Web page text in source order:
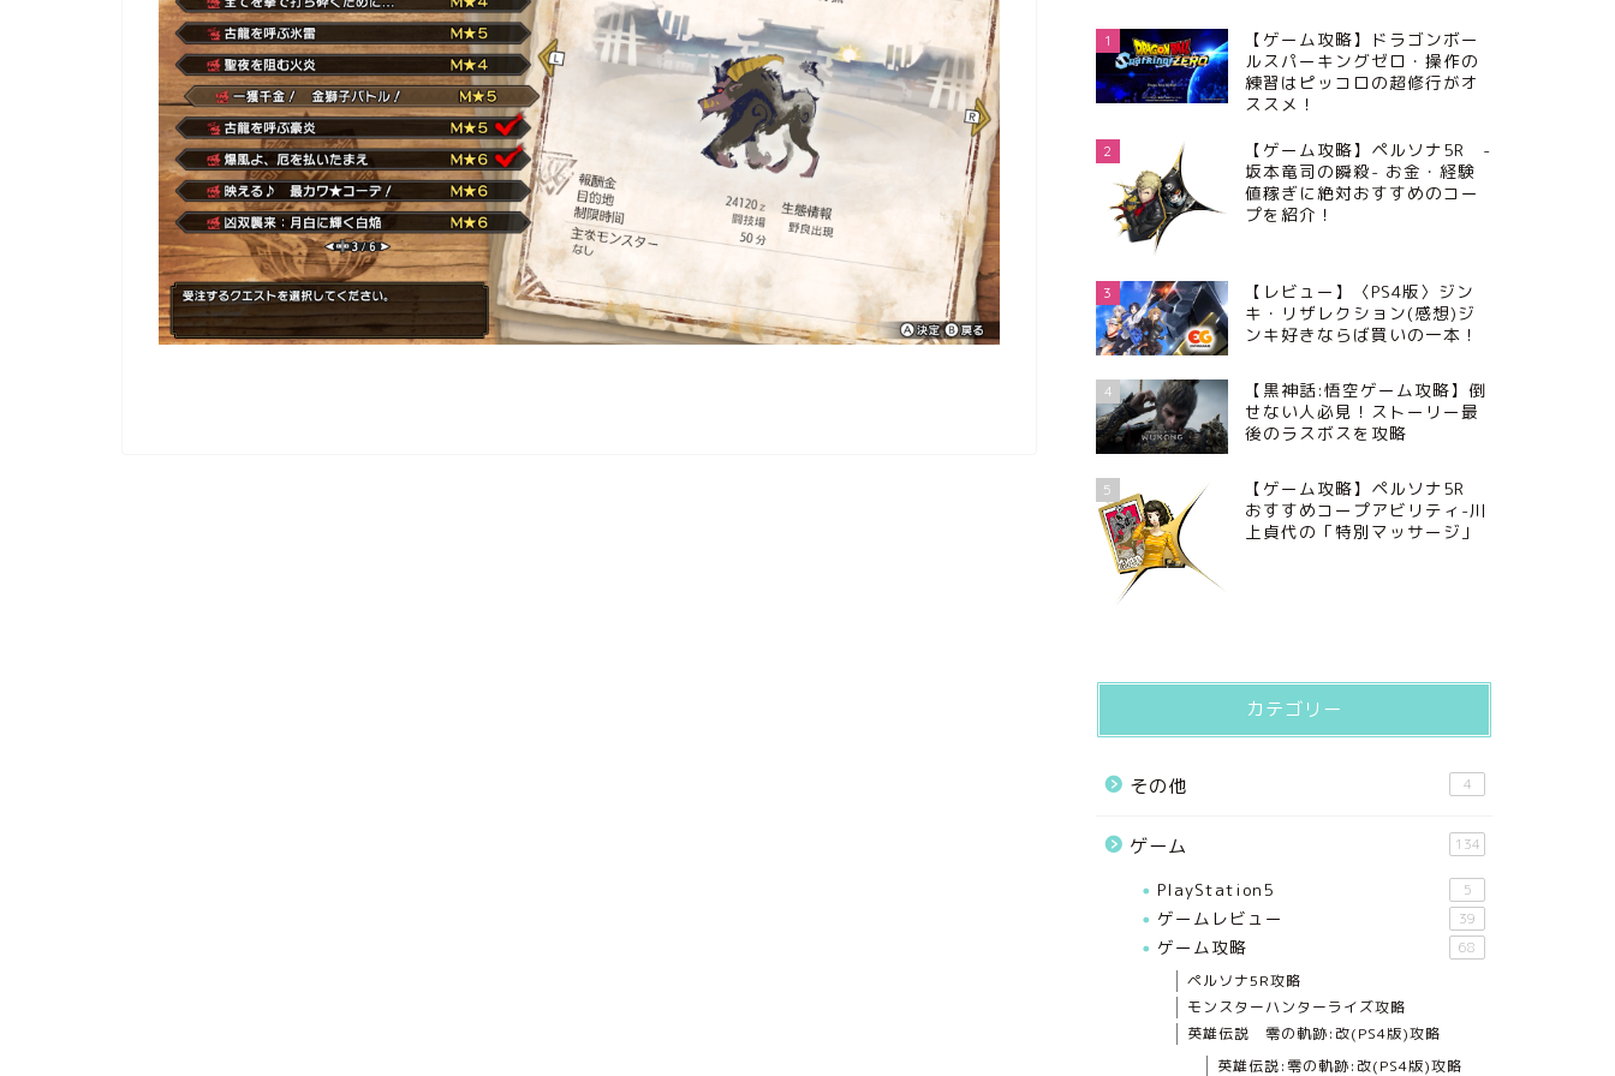
1
【ゲーム攻略】ドラゴンボー
ルスパーキングゼロ・操作の
練習はピッコロの超修行がオ
ススメ！
2
【ゲーム攻略】ペルソナ5R -
坂本竜司の瞬殺- お金・経験
値稼ぎに絶対おすすめのコー
プを紹介！
3
【レビュー】〈PS4版〉ジン
キ・リザレクション(感想)ジ
ンキ好きならば買いの一本！
4
【黒神話:悟空ゲーム攻略】倒
せない人必見！ストーリー最
後のラスボスを攻略
5
【ゲーム攻略】ペルソナ5R
おすすめコープアビリティ-川
上貞代の「特別マッサージ」
カテゴリー
その他 4
ゲーム 134
PlayStation5 5
ゲームレビュー 39
ゲーム攻略 68
ペルソナ5R攻略
モンスターハンターライズ攻略
英雄伝説 零の軌跡:改(PS4版)攻略
英雄伝説:零の軌跡:改(PS4版)攻略